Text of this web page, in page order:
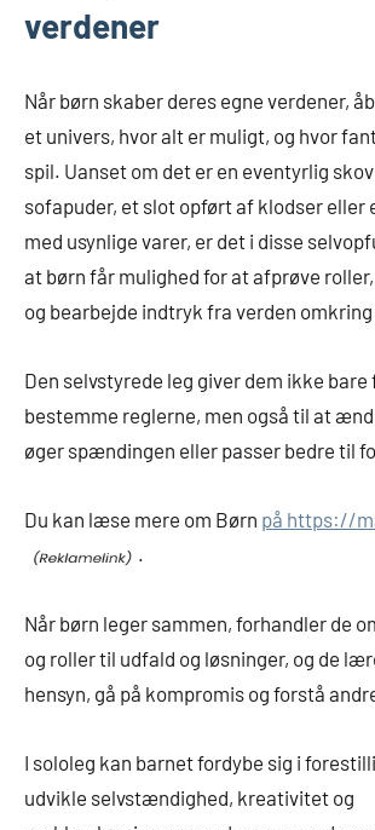
verdener
Når børn skaber deres egne verdener,
et univers, hvor alt er muligt, og hvor
spil. Uanset om det er en eventyrlig
sofapuder, et slot opført af klodser eller
med usynlige varer, er det i disse
at børn får mulighed for at afprøve
og bearbejde indtryk fra verden
Den selvstyrede leg giver dem ikke
bestemme reglerne, men også til at
øger spændingen eller passer bedre til
Du kan læse mere om Børn på https://
.
Når børn leger sammen, forhandler de
og roller til udfald og løsninger, og de
hensyn, gå på kompromis og forstå
I sololeg kan barnet fordybe sig i
udvikle selvstændighed, kreativitet og